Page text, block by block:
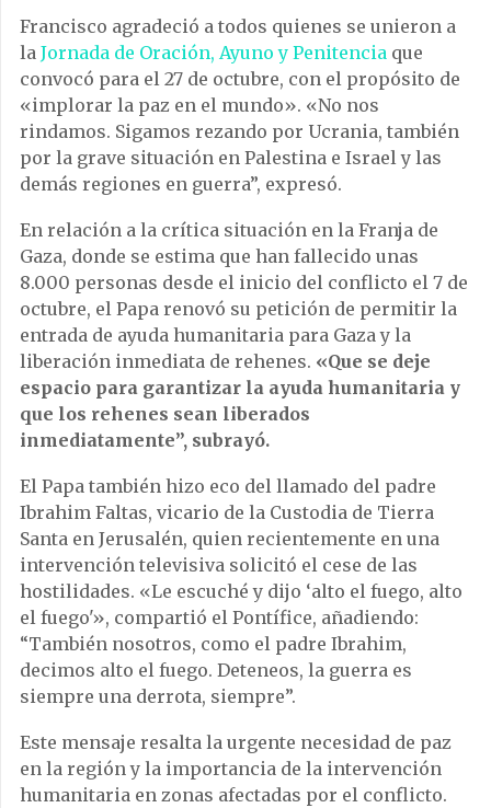
Francisco agradeció a todos quienes se unieron a
la Jornada de Oración, Ayuno y Penitencia que
convocó para el 27 de octubre, con el propósito de
«implorar la paz en el mundo». «No nos
rindamos. Sigamos rezando por Ucrania, también
por la grave situación en Palestina e Israel y las
demás regiones en guerra”, expresó.
En relación a la crítica situación en la Franja de
Gaza, donde se estima que han fallecido unas
8.000 personas desde el inicio del conflicto el 7 de
octubre, el Papa renovó su petición de permitir la
entrada de ayuda humanitaria para Gaza y la
liberación inmediata de rehenes. «Que se deje
espacio para garantizar la ayuda humanitaria y
que los rehenes sean liberados
inmediatamente”, subrayó.
El Papa también hizo eco del llamado del padre
Ibrahim Faltas, vicario de la Custodia de Tierra
Santa en Jerusalén, quien recientemente en una
intervención televisiva solicitó el cese de las
hostilidades. «Le escuché y dijo ‘alto el fuego, alto
el fuego'», compartió el Pontífice, añadiendo:
“También nosotros, como el padre Ibrahim,
decimos alto el fuego. Deteneos, la guerra es
siempre una derrota, siempre”.
Este mensaje resalta la urgente necesidad de paz
en la región y la importancia de la intervención
humanitaria en zonas afectadas por el conflicto.